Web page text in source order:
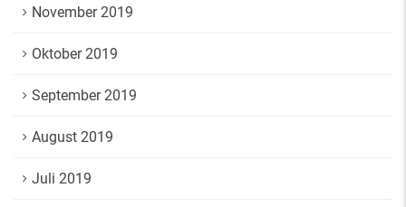
November 2019
Oktober 2019
September 2019
August 2019
Juli 2019